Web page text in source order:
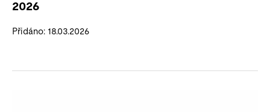
2026
Přidáno: 18.03.2026